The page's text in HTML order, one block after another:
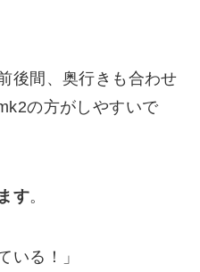
後間、奥行きも合わせ
の方がしやすいで
す。
いる！」